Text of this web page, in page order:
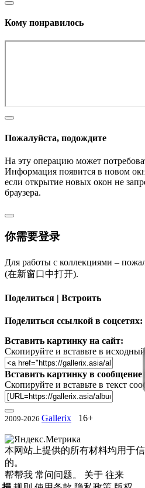
Кому понравилось
Пожалуйста, подождите
На эту операцию может
Информация появится в новом
если открытие новых окон не
браузера.
你需要登录
Для работы с коллекциями –
(在新窗口中打开).
Поделиться | Встроить
Поделиться ссылкой в соцсетях:
Вставить картинку на сайт:
Скопируйте и вставьте в исходный
Вставить картинку в
Скопируйте и вставьте в текст
2009-2026 Gallerix 16+
本网站上提供的所有材料均用于
的。
帮帮我 常问问题。 关于 往来